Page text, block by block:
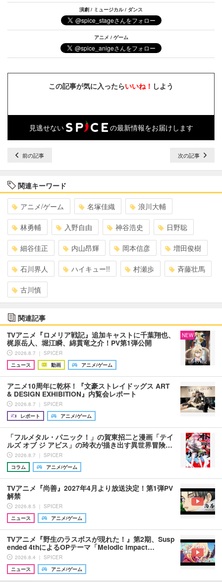
演劇 / ミュージカル / ダンス
アニメ / ゲーム
この記事が気に入ったらいいね！ しよう
見逃せない の最新情報をお届けします
前の記事 次の記事
関連キーワード
アニメ/ゲーム 名塚佳織 浪川大輔
林勇輔 入野自由 神谷浩史 日野聡
細谷佳正 内山昂輝 岡本信彦 増田俊樹
石川界人 ハイキュー!! 村瀬歩 斉藤壮馬
古川慎
関連記事
TVアニメ『ロメリア戦記』追加キャストに千葉翔也、
梶原岳人、堀江瞬、綿貫竜之介！PV第1弾公開
2026.8.7 ｜ SPICER
ニュース
動画 アニメ/ゲーム
NEW
アニメ10周年に乾杯！『文豪ストレイドッグス ART
& DESIGN EXHIBITION』内覧会レポート
2026.8.7 ｜ SPICER
レポート
アニメ/ゲーム
「フルメタル・パニック！」の賀東招二と漫画「テイ
ルズ オブ ジ アビス」の玲衣が描き出す異世界冒険…
2026.8.7 ｜ SPICER
コラム
アニメ/ゲーム
TVアニメ『尚善』2027年4月より放送決定！第1弾PV
解禁
2026.8.5 ｜ SPICER
ニュース
アニメ/ゲーム
TVアニメ『野生のラスボスが現れた！』第2期、Susp
ended 4thによるOPテーマ「Melodic Impact…
2026.8.4 ｜ SPICER
ニュース
アニメ/ゲーム